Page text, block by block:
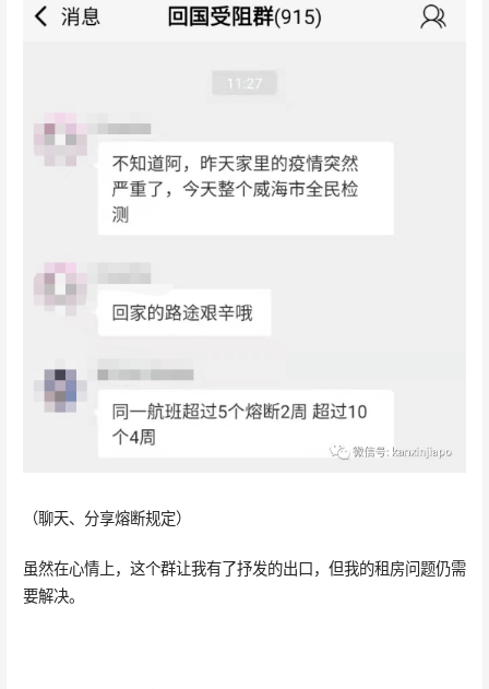
（聊天、分享熔断规定）
虽然在心情上，这个群让我有了抒发的出口，但我的租房问题仍需
要解决。